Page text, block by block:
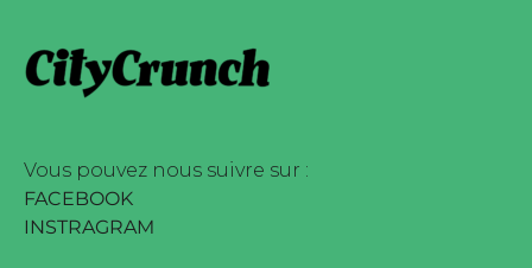
déposée • Tous droits
par Buena Onda Web •
Vous pouvez nous suivre sur :
FACEBOOK
INSTRAGRAM